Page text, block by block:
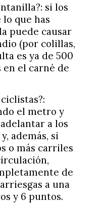
si los
que has
puede causar
(por colillas,
es ya de 500
en el carné de
el metro y
a los
además, si
o más carriles
de
a una
y 6 puntos.